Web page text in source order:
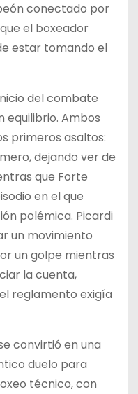
conectado por
el boxeador
estar tomando el
del combate
equilibrio. Ambos
primeros asaltos:
dejando ver de
que Forte
en el que
polémica. Picardi
un movimiento
un golpe mientras
la cuenta,
reglamento exigía
convirtió en una
duelo para
técnico, con